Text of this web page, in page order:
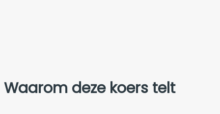
Waarom deze koers telt